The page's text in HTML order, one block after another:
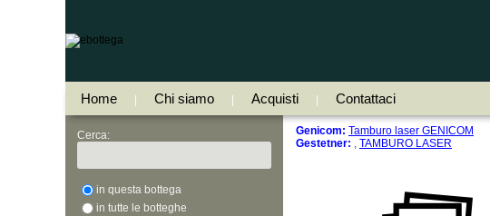
Home Chi siamo Acquisti Contattaci
Cerca:
in questa bottega
in tutte le botteghe
Genicom: Tamburo laser GENICOM
Gestetner: , TAMBURO LASER